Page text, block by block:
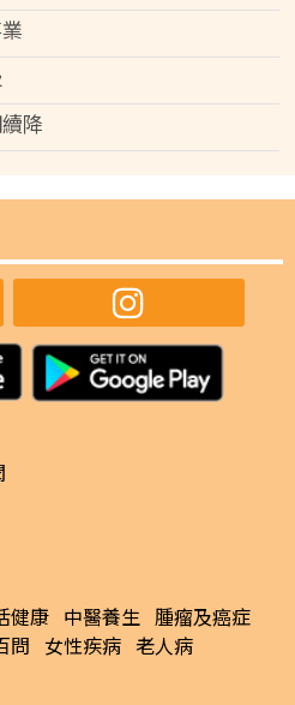
降
健康 中醫養生 腫瘤及癌症
問 女性疾病 老人病